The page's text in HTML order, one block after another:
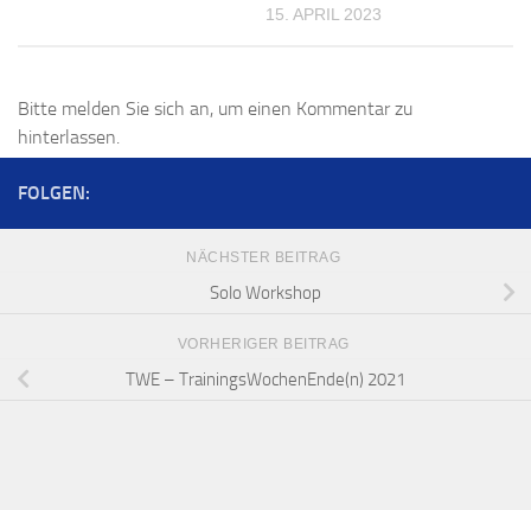
15. APRIL 2023
Bitte melden Sie sich an, um einen Kommentar zu
hinterlassen.
FOLGEN:
NÄCHSTER BEITRAG
Solo Workshop
VORHERIGER BEITRAG
TWE – TrainingsWochenEnde(n) 2021